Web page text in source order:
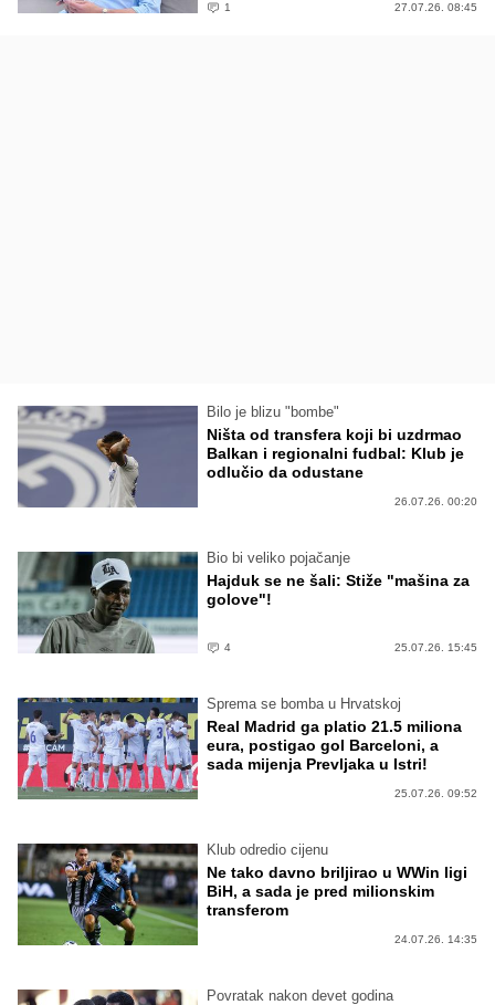
1 27.07.26. 08:45
Bilo je blizu "bombe"
Ništa od transfera koji bi uzdrmao
Balkan i regionalni fudbal: Klub je
odlučio da odustane
26.07.26. 00:20
Bio bi veliko pojačanje
Hajduk se ne šali: Stiže "mašina za
golove"!
4 25.07.26. 15:45
Sprema se bomba u Hrvatskoj
Real Madrid ga platio 21.5 miliona
eura, postigao gol Barceloni, a
sada mijenja Prevljaka u Istri!
25.07.26. 09:52
Klub odredio cijenu
Ne tako davno briljirao u WWin ligi
BiH, a sada je pred milionskim
transferom
24.07.26. 14:35
Povratak nakon devet godina